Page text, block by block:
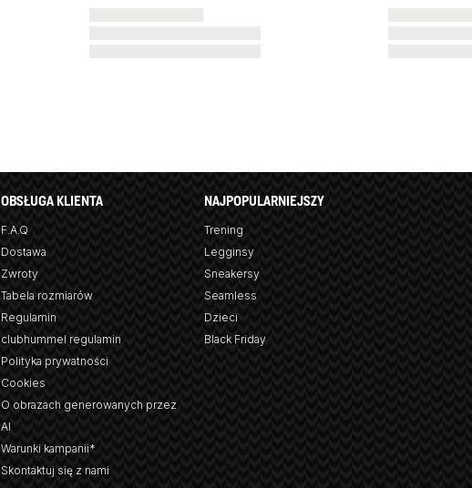
OBSŁUGA KLIENTA
F.A.Q
Dostawa
Zwroty
Tabela rozmiarów
Regulamin
clubhummel regulamin
Polityka prywatności
Cookies
O obrazach generowanych przez
AI
Warunki kampanii*
Skontaktuj się z nami
NAJPOPULARNIEJSZY
Trening
Legginsy
Sneakersy
Seamless
Dzieci
Black Friday